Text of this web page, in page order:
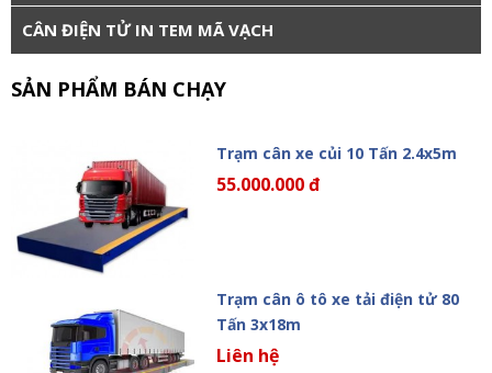
CÂN ĐIỆN TỬ IN TEM MÃ VẠCH
SẢN PHẨM BÁN CHẠY
Trạm cân xe củi 10 Tấn 2.4x5m
55.000.000 đ
Trạm cân ô tô xe tải điện tử 80
Tấn 3x18m
Liên hệ